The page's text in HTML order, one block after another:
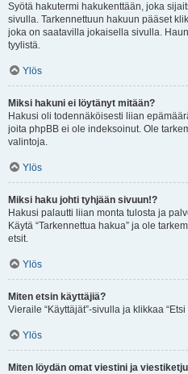
Syötä hakutermi hakukenttään, joka
sivulla. Tarkennettuun hakuun pääset
joka on saatavilla jokaisella sivulla.
tyylistä.
Ylös
Miksi hakuni ei löytänyt mitään?
Hakusi oli todennäköisesti liian
joita phpBB ei ole indeksoinut. Ole
valintoja.
Ylös
Miksi haku johti tyhjään sivuun!?
Hakusi palautti liian monta tulosta ja
Käytä “Tarkennettua hakua” ja ole
etsit.
Ylös
Miten etsin käyttäjiä?
Vieraile “Käyttäjät”-sivulla ja klikkaa
Ylös
Miten löydän omat viestini ja